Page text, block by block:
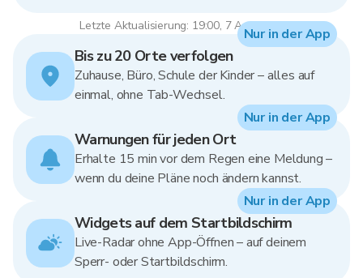
Letzte Aktualisierung: 19:00, 7 Aug 2026
Bis zu 20 Orte verfolgen
Zuhause, Büro, Schule der Kinder – alles auf
einmal, ohne Tab-Wechsel.
Nur in der App
Warnungen für jeden Ort
Erhalte 15 min vor dem Regen eine Meldung –
wenn du deine Pläne noch ändern kannst.
Nur in der App
Widgets auf dem Startbildschirm
Live-Radar ohne App-Öffnen – auf deinem
Sperr- oder Startbildschirm.
Nur in der App